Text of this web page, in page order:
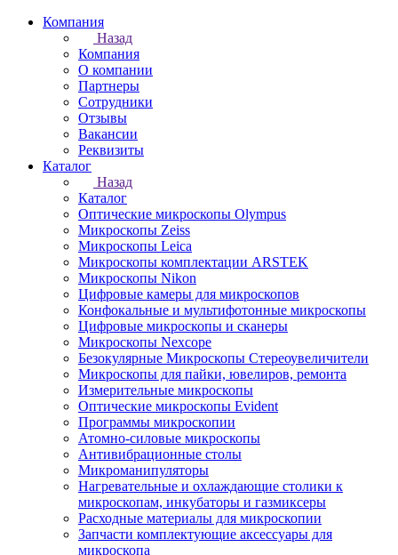
Компания
Назад
Компания
О компании
Партнеры
Сотрудники
Отзывы
Вакансии
Реквизиты
Каталог
Назад
Каталог
Оптические микроскопы Olympus
Микроскопы Zeiss
Микроскопы Leica
Микроскопы комплектации ARSTEK
Микроскопы Nikon
Цифровые камеры для микроскопов
Конфокальные и мультифотонные микроскопы
Цифровые микроскопы и сканеры
Микроскопы Nexcope
Безокулярные Микроскопы Стереоувеличители
Микроскопы для пайки, ювелиров, ремонта
Измерительные микроскопы
Оптические микроскопы Evident
Программы микроскопии
Атомно-силовые микроскопы
Антивибрационные столы
Микроманипуляторы
Нагревательные и охлаждающие столики к
микроскопам, инкубаторы и газмиксеры
Расходные материалы для микроскопии
Запчасти комплектующие аксессуары для
микроскопа